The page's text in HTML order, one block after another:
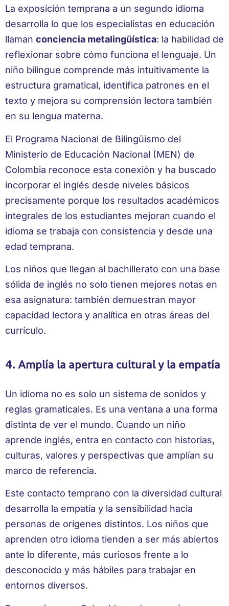
La exposición temprana a un segundo idioma
desarrolla lo que los especialistas en educación
llaman conciencia metalingüística: la habilidad de
reflexionar sobre cómo funciona el lenguaje. Un
niño bilingue comprende más intuitivamente la
estructura gramatical, identifica patrones en el
texto y mejora su comprensión lectora también
en su lengua materna.
El Programa Nacional de Bilingüismo del
Ministerio de Educación Nacional (MEN) de
Colombia reconoce esta conexión y ha buscado
incorporar el inglés desde niveles básicos
precisamente porque los resultados académicos
integrales de los estudiantes mejoran cuando el
idioma se trabaja con consistencia y desde una
edad temprana.
Los niños que llegan al bachillerato con una base
sólida de inglés no solo tienen mejores notas en
esa asignatura: también demuestran mayor
capacidad lectora y analítica en otras áreas del
currículo.
4. Amplía la apertura cultural y la empatía
Un idioma no es solo un sistema de sonidos y
reglas gramaticales. Es una ventana a una forma
distinta de ver el mundo. Cuando un niño
aprende inglés, entra en contacto con historias,
culturas, valores y perspectivas que amplían su
marco de referencia.
Este contacto temprano con la diversidad cultural
desarrolla la empatía y la sensibilidad hacia
personas de orígenes distintos. Los niños que
aprenden otro idioma tienden a ser más abiertos
ante lo diferente, más curiosos frente a lo
desconocido y más hábiles para trabajar en
entornos diversos.